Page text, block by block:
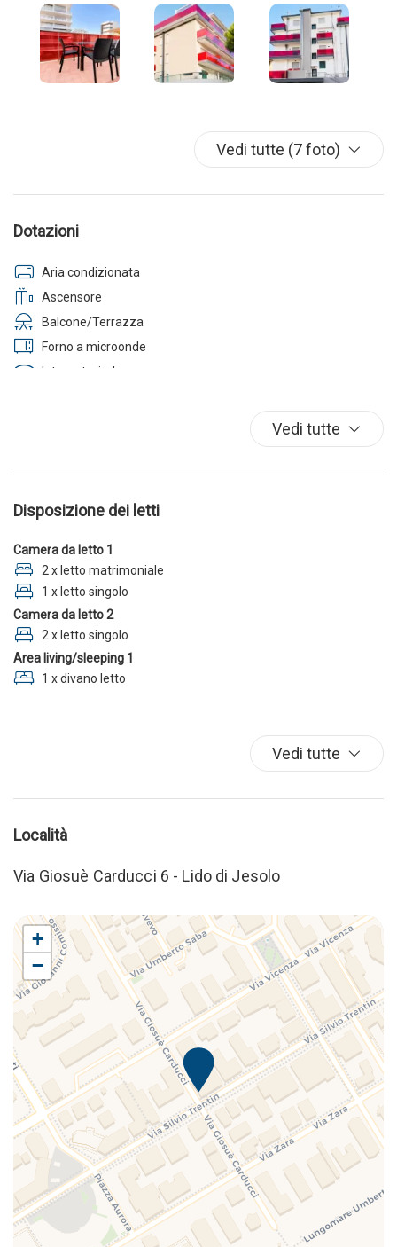
Vedi tutte (7 foto)
Dotazioni
Aria condizionata
Ascensore
Balcone/Terrazza
Forno a microonde
Internet wireless
TV
Vedi tutte
Disposizione dei letti
Camera da letto 1
2 x letto matrimoniale
1 x letto singolo
Camera da letto 2
2 x letto singolo
Area living/sleeping 1
1 x divano letto
Vedi tutte
Località
Via Giosuè Carducci 6 - Lido di Jesolo
+
−